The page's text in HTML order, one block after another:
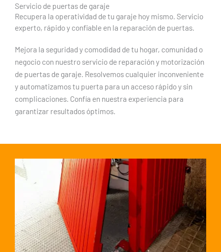
Servicio de puertas de garaje
Recupera la operatividad de tu garaje hoy mismo. Servicio
experto, rápido y confiable en la reparación de puertas.
Mejora la seguridad y comodidad de tu hogar, comunidad o
negocio con nuestro servicio de reparación y motorización
de puertas de garaje. Resolvemos cualquier inconveniente
y automatizamos tu puerta para un acceso rápido y sin
complicaciones. Confía en nuestra experiencia para
garantizar resultados óptimos.